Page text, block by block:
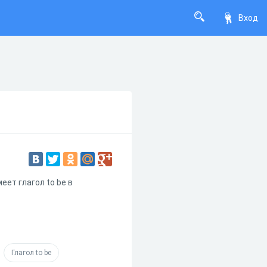
Вход
глагол to be в
Глагол to be